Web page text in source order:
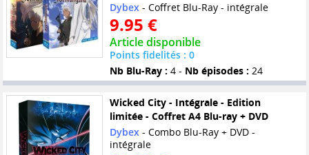
Dybex- Coffret Blu-Ray - intégrale
9.95 €
Article disponible
Points fidelités : 0
Nb Blu-Ray : 4 - Nb épisodes : 24
Wicked City - Intégrale - Edition
limitée - Coffret A4 Blu-ray + DVD
Dybex- Combo Blu-Ray + DVD -
intégrale